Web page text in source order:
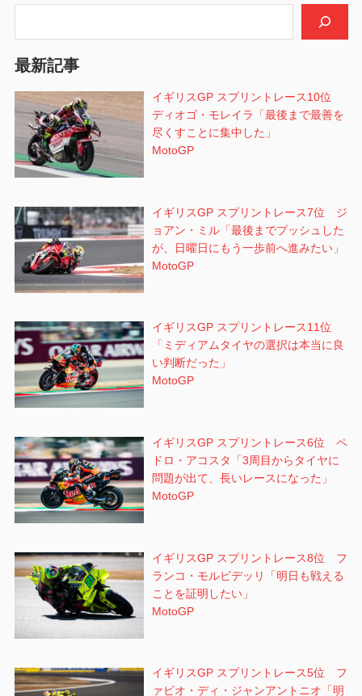
ン
最新記事
イギリスGP スプリントレース10位
ディオゴ・モレイラ「最後まで最善を
尽くすことに集中した」
MotoGP
イギリスGP スプリントレース7位 ジ
ョアン・ミル「最後までプッシュした
が、日曜日にもう一歩前へ進みたい」
MotoGP
イギリスGP スプリントレース11位
「ミディアムタイヤの選択は本当に良
い判断だった」
MotoGP
イギリスGP スプリントレース6位 ペ
ドロ・アコスタ「3周目からタイヤに
問題が出て、長いレースになった」
MotoGP
イギリスGP スプリントレース8位 フ
ランコ・モルビデッリ「明日も戦える
ことを証明したい」
MotoGP
イギリスGP スプリントレース5位 フ
ァビオ・ディ・ジャンアントニオ「明